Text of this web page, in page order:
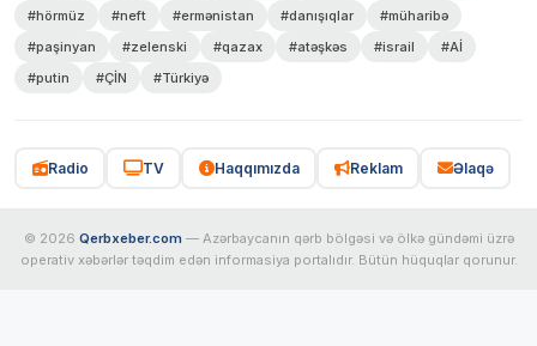
#hörmüz
#neft #ermənistan #danışıqlar
#müharibə
#paşinyan
#zelenski #qazax #atəşkəs #israil
#Aİ
#putin
#ÇİN #Türkiyə
Radio TV Haqqımızda Reklam Əlaqə
© 2026 Qerbxeber.com — Azərbaycanın qərb bölgəsi və ölkə gündəmi üzrə
operativ xəbərlər təqdim edən informasiya portalıdır. Bütün hüquqlar qorunur.